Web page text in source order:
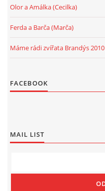
Olor a Amálka (Cecilka)
Ferda a Barča (Marča)
Máme rádi zvířata Brandýs 2010
FACEBOOK
MAIL LIST